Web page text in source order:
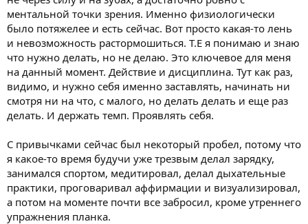
ментальной точки зрения. Именно физиологически
было потяжелее и есть сейчас. Вот просто какая-то лень
и невозможность растормошиться. Т.Е я понимаю и знаю
что нужно делать, но не делаю. Это ключевое для меня
на данный момент. Действие и дисциплина. Тут как раз,
видимо, и нужно себя именно заставлять, начинать ни
смотря ни на что, с малого, но делать делать и еще раз
делать. И держать темп. Проявлять себя.
С привычками сейчас был некоторый пробел, потому что
я какое-то время будучи уже трезвым делал зарядку,
занимался спортом, медитировал, делал дыхательные
практики, проговаривал аффирмации и визуализировал,
а потом на моменте почти все забросил, кроме утреннего
упражнения планка.